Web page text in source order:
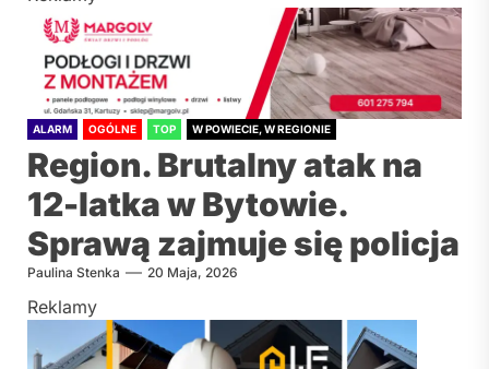
ALARM OGÓLNE TOP W POWIECIE, W REGIONIE
Region. Brutalny atak na
12-latka w Bytowie.
Sprawą zajmuje się policja
Paulina Stenka 20 Maja, 2026
Reklamy